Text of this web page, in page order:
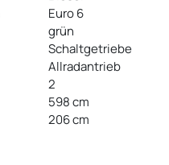
Euro 6
grün
Schaltgetriebe
Allradantrieb
2
598 cm
206 cm